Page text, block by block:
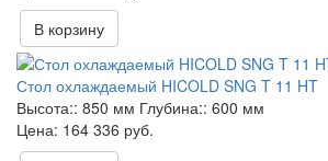
В корзину
Стол охлаждаемый HICOLD SNG T 11 HT
Высота:: 850 мм Глубина:: 600 мм
164 336 руб.